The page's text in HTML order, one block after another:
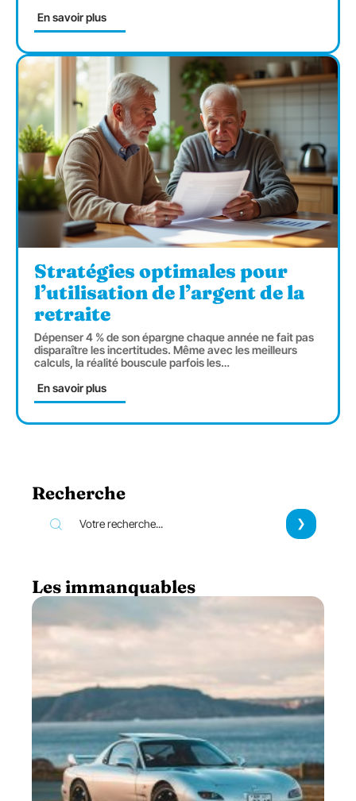
En savoir plus
Stratégies optimales pour
l’utilisation de l’argent de la
retraite
Dépenser 4 % de son épargne chaque année ne fait pas
disparaître les incertitudes. Même avec les meilleurs
calculs, la réalité bouscule parfois les…
En savoir plus
Recherche
Les immanquables